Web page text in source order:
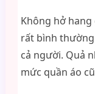
Không hở hang
rất bình
cả người. Quả
mức quần áo